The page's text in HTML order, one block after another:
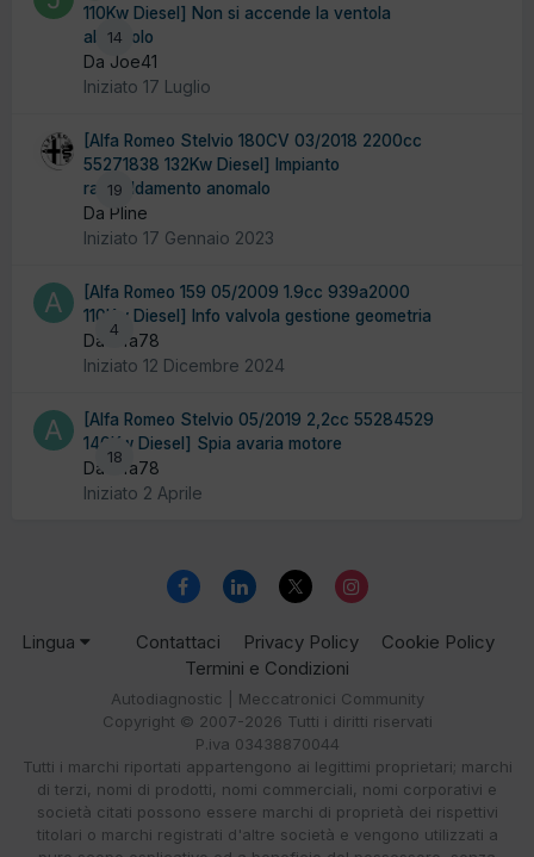
14
110Kw Diesel] Non si accende la ventola
abitacolo
Da Joe41
Iniziato 17 Luglio
19
[Alfa Romeo Stelvio 180CV 03/2018 2200cc
55271838 132Kw Diesel] Impianto
raffreddamento anomalo
Da Pline
Iniziato 17 Gennaio 2023
4
[Alfa Romeo 159 05/2009 1.9cc 939a2000
110Kw Diesel] Info valvola gestione geometria
Da alfa78
Iniziato 12 Dicembre 2024
18
[Alfa Romeo Stelvio 05/2019 2,2cc 55284529
140Kw Diesel] Spia avaria motore
Da alfa78
Iniziato 2 Aprile
Lingua Contattaci Privacy Policy
Cookie Policy
Termini e Condizioni
Autodiagnostic | Meccatronici Community
Copyright © 2007-2026 Tutti i diritti riservati
P.iva 03438870044
Tutti i marchi riportati appartengono ai legittimi proprietari; marchi
di terzi, nomi di prodotti, nomi commerciali, nomi corporativi e
società citati possono essere marchi di proprietà dei rispettivi
titolari o marchi registrati d'altre società e vengono utilizzati a